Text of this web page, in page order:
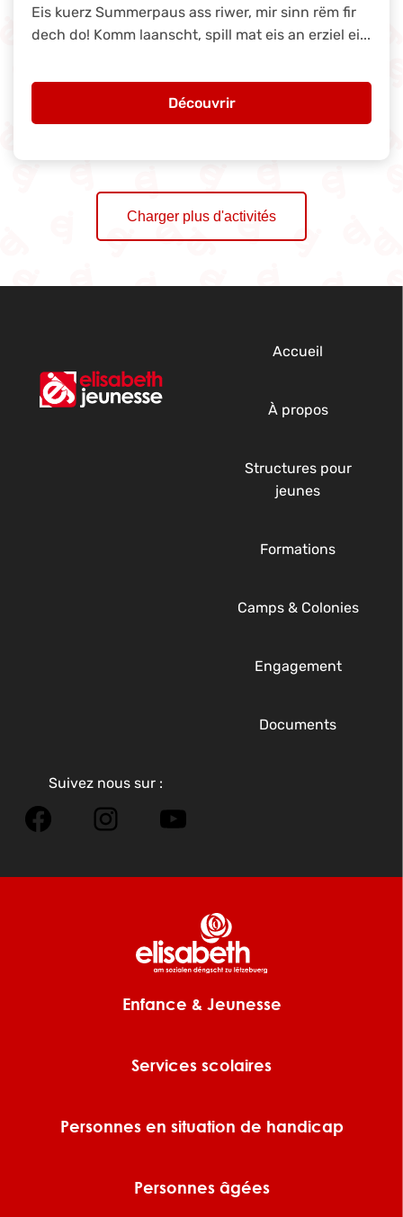
Eis kuerz Summerpaus ass riwer, mir sinn rëm fir
dech do! Komm laanscht, spill mat eis an erziel ei...
Découvrir
Charger plus d'activités
Accueil
À propos
Structures pour
jeunes
Formations
Camps & Colonies
Engagement
Documents
Suivez nous sur :
Facebook
Instagram
Enfance & Jeunesse
Services scolaires
Personnes en situation de handicap
Personnes âgées